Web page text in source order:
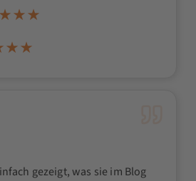
gezeigt, was sie im Blog